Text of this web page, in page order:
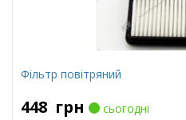
Фільтр повітряний
448 грн
сьогодні